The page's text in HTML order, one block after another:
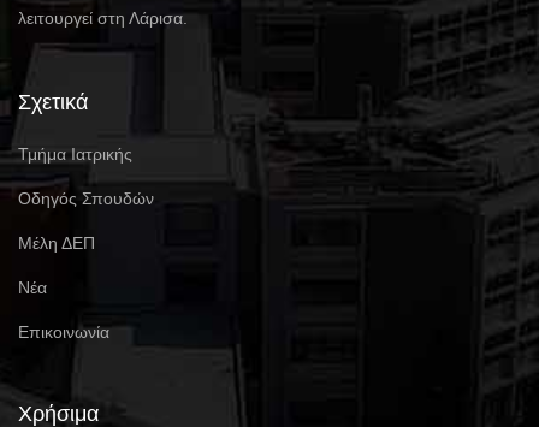
λειτουργεί στη Λάρισα.
Σχετικά
Τμήμα Ιατρικής
Οδηγός Σπουδών
Μέλη ΔΕΠ
Νέα
Επικοινωνία
Χρήσιμα